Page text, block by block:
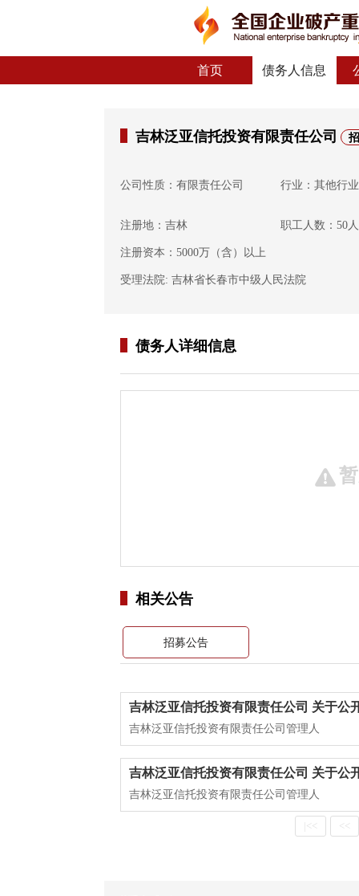
首页 债务人信息
吉林泛亚信托投资有限责任公司
公司性质：有限责任公司 行业：其他行业
注册地：吉林 职工人数：50
注册资本：5000万（含）以上
受理法院: 吉林省长春市中级人民法院
债务人详细信息
相关公告
招募公告
吉林泛亚信托投资有限责任公司 关于公
吉林泛亚信托投资有限责任公司管理人
吉林泛亚信托投资有限责任公司 关于公
吉林泛亚信托投资有限责任公司管理人
|<< <<